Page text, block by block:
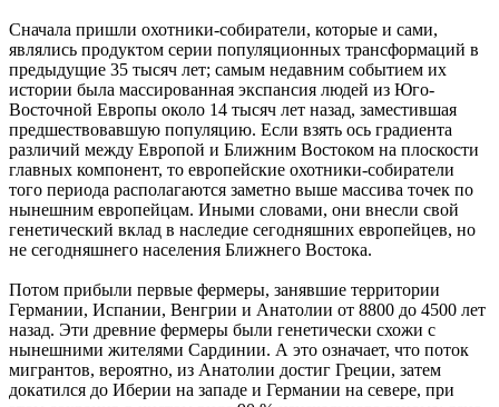
Сначала пришли охотники-собиратели, которые и сами,
являлись продуктом серии популяционных трансформаций в
предыдущие 35 тысяч лет; самым недавним событием их
истории была массированная экспансия людей из Юго-
Восточной Европы около 14 тысяч лет назад, заместившая
предшествовавшую популяцию. Если взять ось градиента
различий между Европой и Ближним Востоком на плоскости
главных компонент, то европейские охотники-собиратели
того периода располагаются заметно выше массива точек по
нынешним европейцам. Иными словами, они внесли свой
генетический вклад в наследие сегодняшних европейцев, но
не сегодняшнего населения Ближнего Востока.
Потом прибыли первые фермеры, занявшие территории
Германии, Испании, Венгрии и Анатолии от 8800 до 4500 лет
назад. Эти древние фермеры были генетически схожи с
нынешними жителями Сардинии. А это означает, что поток
мигрантов, вероятно, из Анатолии достиг Греции, затем
докатился до Иберии на западе и Германии на севере, при